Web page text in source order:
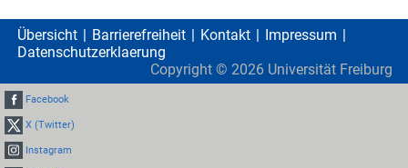
Übersicht Barrierefreiheit Kontakt
Impressum
Datenschutzerklaerung
Copyright © 2026 Universität Freiburg
Facebook
X (Twitter)
Instagram